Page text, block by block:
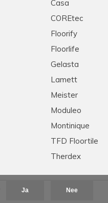
Casa
COREtec
Floorify
Floorlife
Gelasta
Lamett
Meister
Moduleo
Montinique
TFD Floortile
Therdex
Ja Nee